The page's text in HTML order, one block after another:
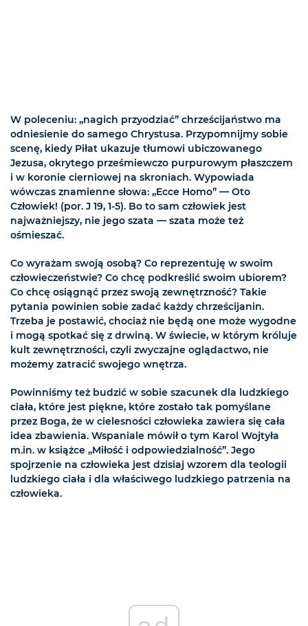
W poleceniu: „nagich przyodziać” chrześcijaństwo ma
odniesienie do samego Chrystusa. Przypomnijmy sobie
scenę, kiedy Piłat ukazuje tłumowi ubiczowanego
Jezusa, okrytego prześmiewczo purpurowym płaszczem
i w koronie cierniowej na skroniach. Wypowiada
wówczas znamienne słowa: „Ecce Homo” — Oto
Człowiek! (por. J 19, 1-5). Bo to sam człowiek jest
najważniejszy, nie jego szata — szata może też
ośmieszać.
Co wyrażam swoją osobą? Co reprezentuję w swoim
człowieczeństwie? Co chcę podkreślić swoim ubiorem?
Co chcę osiągnąć przez swoją zewnętrzność? Takie
pytania powinien sobie zadać każdy chrześcijanin.
Trzeba je postawić, chociaż nie będą one może wygodne
i mogą spotkać się z drwiną. W świecie, w którym króluje
kult zewnętrzności, czyli zwyczajne oglądactwo, nie
możemy zatracić swojego wnętrza.
Powinniśmy też budzić w sobie szacunek dla ludzkiego
ciała, które jest piękne, które zostało tak pomyślane
przez Boga, że w cielesności człowieka zawiera się cała
idea zbawienia. Wspaniale mówił o tym Karol Wojtyła
m.in. w książce „Miłość i odpowiedzialność”. Jego
spojrzenie na człowieka jest dzisiaj wzorem dla teologii
ludzkiego ciała i dla właściwego ludzkiego patrzenia na
człowieka.